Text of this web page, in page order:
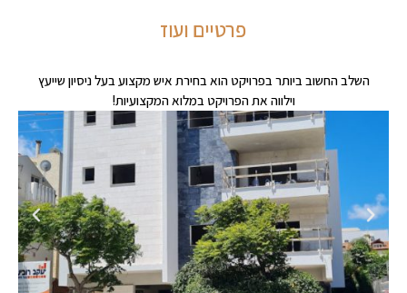
יזמי םים וע
השלב החשוב ביותר בפרויקט הוא בחירת איש מקצוע בעל ניסיון שייעץ
וילווה את הפרויקט במלוא המקצועיות!